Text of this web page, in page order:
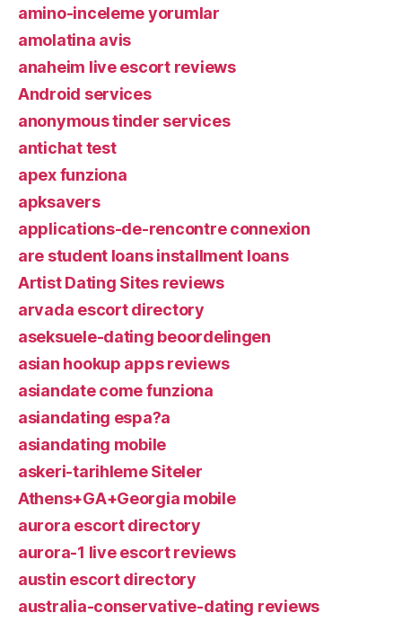
amino-inceleme yorumlar
amolatina avis
anaheim live escort reviews
Android services
anonymous tinder services
antichat test
apex funziona
apksavers
applications-de-rencontre connexion
are student loans installment loans
Artist Dating Sites reviews
arvada escort directory
aseksuele-dating beoordelingen
asian hookup apps reviews
asiandate come funziona
asiandating espa?a
asiandating mobile
askeri-tarihleme Siteler
Athens+GA+Georgia mobile
aurora escort directory
aurora-1 live escort reviews
austin escort directory
australia-conservative-dating reviews